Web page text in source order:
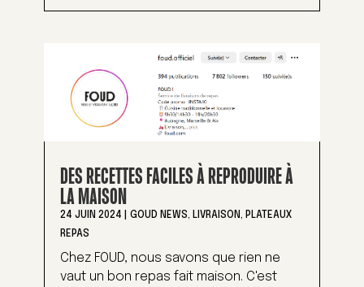
DES RECETTES FACILES À REPRODUIRE À
LA MAISON
24 JUIN 2024 GOUD NEWS, LIVRAISON, PLATEAUX
REPAS
Chez FOUD, nous savons que rien ne
vaut un bon repas fait maison. C'est